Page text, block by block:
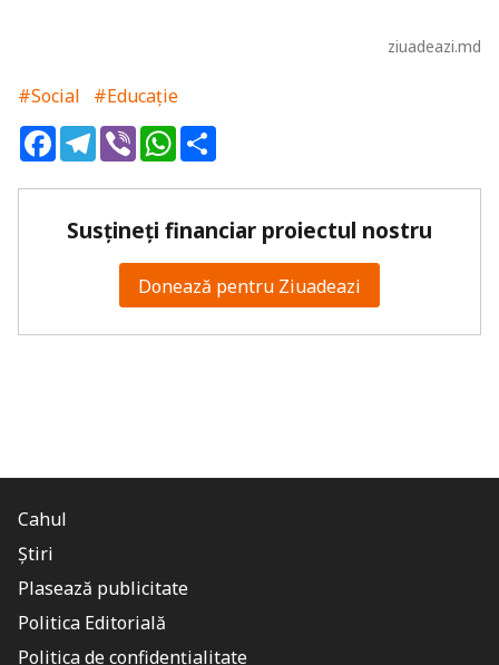
ziuadeazi.md
#Social
#Educație
FacebookTelegram
ViberWhatsApp
Susțineți financiar proiectul nostru
Donează pentru Ziuadeazi
Cahul
Știri
Plasează publicitate
Politica Editorială
Politica de confidențialitate